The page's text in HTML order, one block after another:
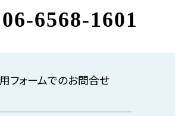
06-6568-1601
フォームでのお問合せ